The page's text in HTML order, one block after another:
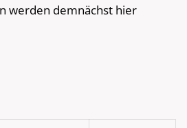
werden demnächst hier